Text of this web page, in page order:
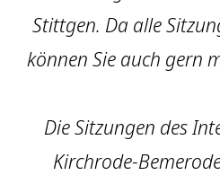
Stittgen. Da alle
können Sie auch gern
Die Sitzungen des
Kirchrode-